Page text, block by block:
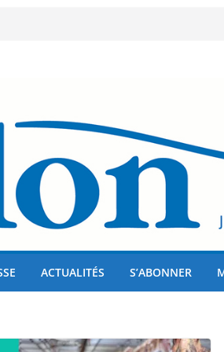
ACTUALITÉS S’ABONNER